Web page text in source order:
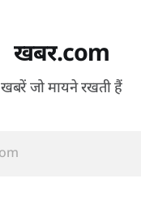
खबर.com
खबरें जो मायने रखती हैं